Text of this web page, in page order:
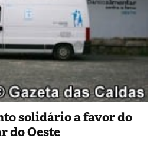
solidário a favor do
do Oeste